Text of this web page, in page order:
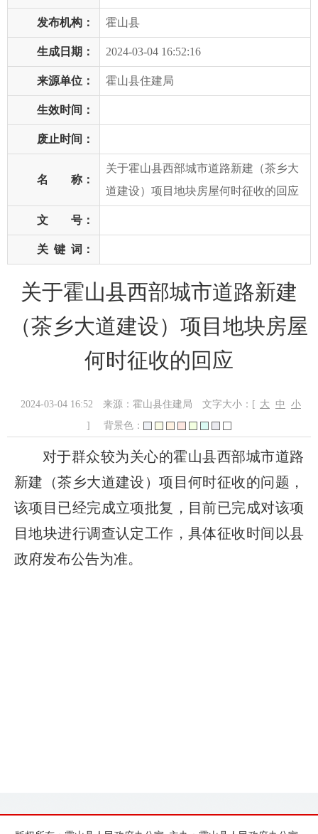
发布机构： 霍山县
生成日期： 2024-03-04 16:52:16
来源单位： 霍山县住建局
生效时间：
废止时间：
名 称：
关于霍山县西部城市道路新建（茶乡大
道建设）项目地块房屋何时征收的回应
文 号：
关 键 词：
关于霍山县西部城市道路新建
（茶乡大道建设）项目地块房屋
何时征收的回应
2024-03-04 16:52 来源：霍山县住建局 文字大小：[ 大 中
小
]
背景色：
对于群众较为关心的霍山县西部城市道路
新建（茶乡大道建设）项目何时征收的问题，
该项目已经完成立项批复，目前已完成对该项
目地块进行调查认定工作，具体征收时间以县
政府发布公告为准。